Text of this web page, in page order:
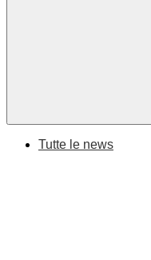
Tutte le news